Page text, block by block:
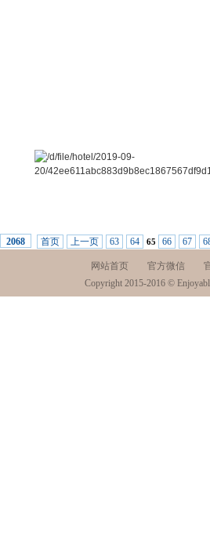
2068 首页 上一页 63 64 65 66 67
网站首页 官方微信
Copyright 2015-2016 ©